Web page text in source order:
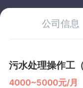
公司信息
污水处理操作工
4000~5000元/月